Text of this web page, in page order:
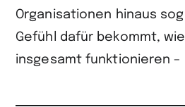
Organisationen hinaus
Gefühl dafür bekommt,
insgesamt funktionieren –